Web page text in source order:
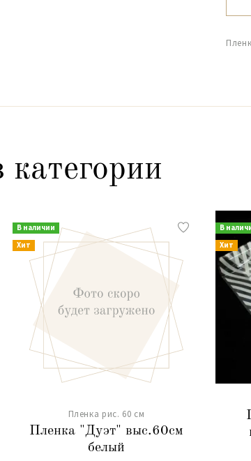
В наличии
Хит
Пленка рис. 60 см
Пленка "Дуэт" выс.60см
белый
В
Хит